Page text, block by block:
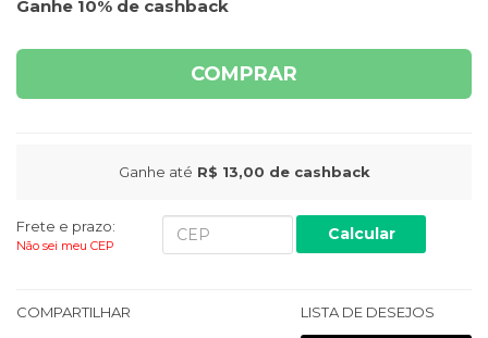
Ganhe 10% de cashback
COMPRAR
Ganhe até R$ 13,00 de cashback
Frete e prazo:
Não sei meu CEP
Calcular
COMPARTILHAR LISTA DE DESEJOS